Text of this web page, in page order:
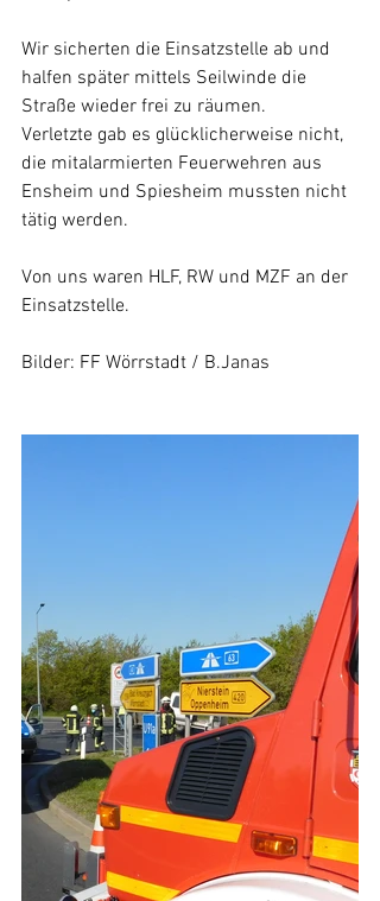
Wir sicherten die Einsatzstelle ab und
halfen später mittels Seilwinde die
Straße wieder frei zu räumen.
Verletzte gab es glücklicherweise nicht,
die mitalarmierten Feuerwehren aus
Ensheim und Spiesheim mussten nicht
tätig werden.
Von uns waren HLF, RW und MZF an der
Einsatzstelle.
Bilder: FF Wörrstadt / B.Janas